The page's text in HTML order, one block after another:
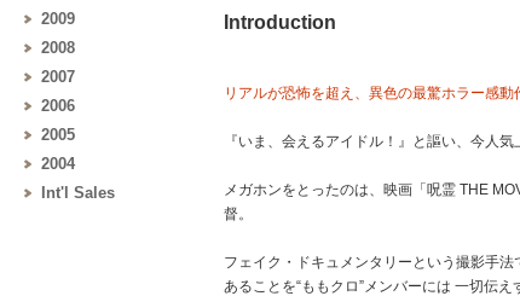
2009
2008
2007
2006
2005
2004
Int'l Sales
Introduction
リアルが恐怖を超え、異色の最驚ホラー感動
『いま、会えるアイドル！』と謳い、今人
メガホンをとったのは、映画「呪霊 THE
督。
フェイク・ドキュメンタリーという撮影手
あることを“ももクロ”メンバーには 一切伝